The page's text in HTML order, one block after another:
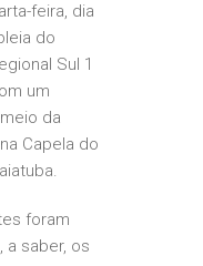
feira, dia
do
Sul 1
um
da
Capela do
foram
a saber, os